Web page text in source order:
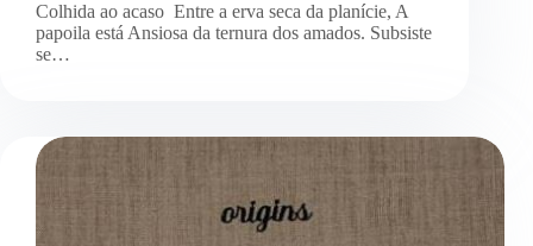
Colhida ao acaso Entre a erva seca da planície, A
papoila está Ansiosa da ternura dos amados. Subsiste
se…